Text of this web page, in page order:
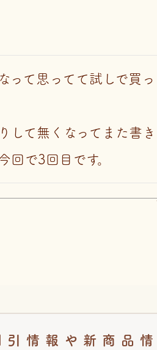
って思ってて試しで買
して無くなってまた書
回で3回目です。
引情報や新商品